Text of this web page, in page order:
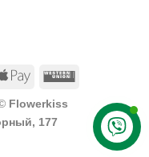
Flowerkiss
177